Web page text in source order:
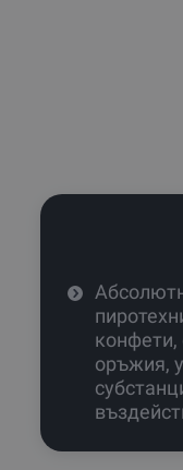
конфети,
оръжия,